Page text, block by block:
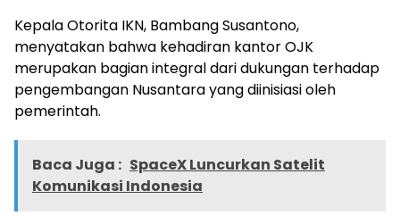
Kepala Otorita IKN, Bambang Susantono,
menyatakan bahwa kehadiran kantor OJK
merupakan bagian integral dari dukungan terhadap
pengembangan Nusantara yang diinisiasi oleh
pemerintah.
Baca Juga : SpaceX Luncurkan Satelit
Komunikasi Indonesia